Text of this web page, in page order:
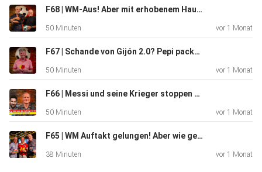
Favoriten? Wie
schwer wiegt der Ausfall von Christoph Baumgartner? Kann
überraschen? Und
welche Trends werden die WM prägen?
Zum Abschluss gibt es noch ein unterhaltsames Austria-
zwischen Franz Schinkels und Stefan Helm.
F68 | WM-Aus! Aber mit erhobenem Haupt? - mit Dirk Stermann & Thomas Steiner
50 Minuten vor 1 Monat
F67 | Schande von Gijón 2.0? Pepi packt aus wie’s damals wirklich war! - mit Josef Degeorgi
50 Minuten vor 1 Monat
F66 | Messi und seine Krieger stoppen Österreich – VORERST! Mit Heinz Palme
50 Minuten vor 1 Monat
F65 | WM Auftakt gelungen! Aber wie gehts weiter?
38 Minuten vor 1 Monat